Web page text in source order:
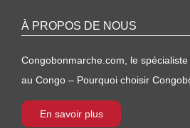
À PROPOS DE NOUS
Congobonmarche.com, le
au Congo – Pourquoi choisir
En savoir plus